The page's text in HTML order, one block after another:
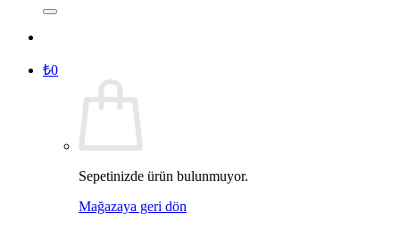
₺0
Sepetinizde ürün bulunmuyor.
Mağazaya geri dön